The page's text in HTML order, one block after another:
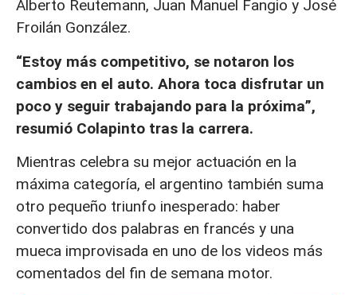
Alberto Reutemann, Juan Manuel Fangio y José
Froilán González.
“Estoy más competitivo, se notaron los
cambios en el auto. Ahora toca disfrutar un
poco y seguir trabajando para la próxima”,
resumió Colapinto tras la carrera.
Mientras celebra su mejor actuación en la
máxima categoría, el argentino también suma
otro pequeño triunfo inesperado: haber
convertido dos palabras en francés y una
mueca improvisada en uno de los videos más
comentados del fin de semana motor.